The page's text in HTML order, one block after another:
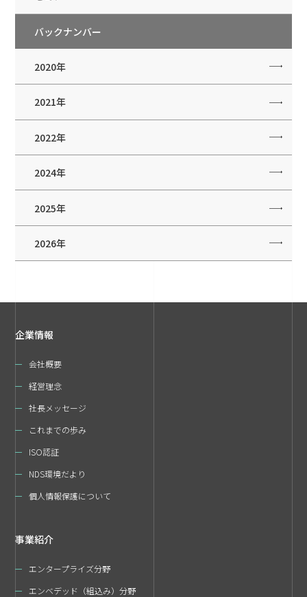
バックナンバー
2020年
2021年
2022年
2024年
2025年
2026年
企業情報
会社概要
経営理念
社長メッセージ
これまでの歩み
ISO認証
NDS環境だより
個人情報保護について
事業紹介
エンタープライズ分野
エンベデッド（組込み）分野